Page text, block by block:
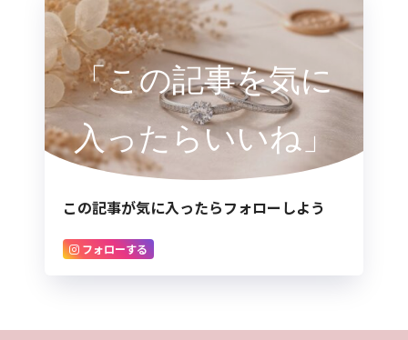
「この記事を気に
入ったらいいね」
この記事が気に入ったらフォローしよう
フォローする